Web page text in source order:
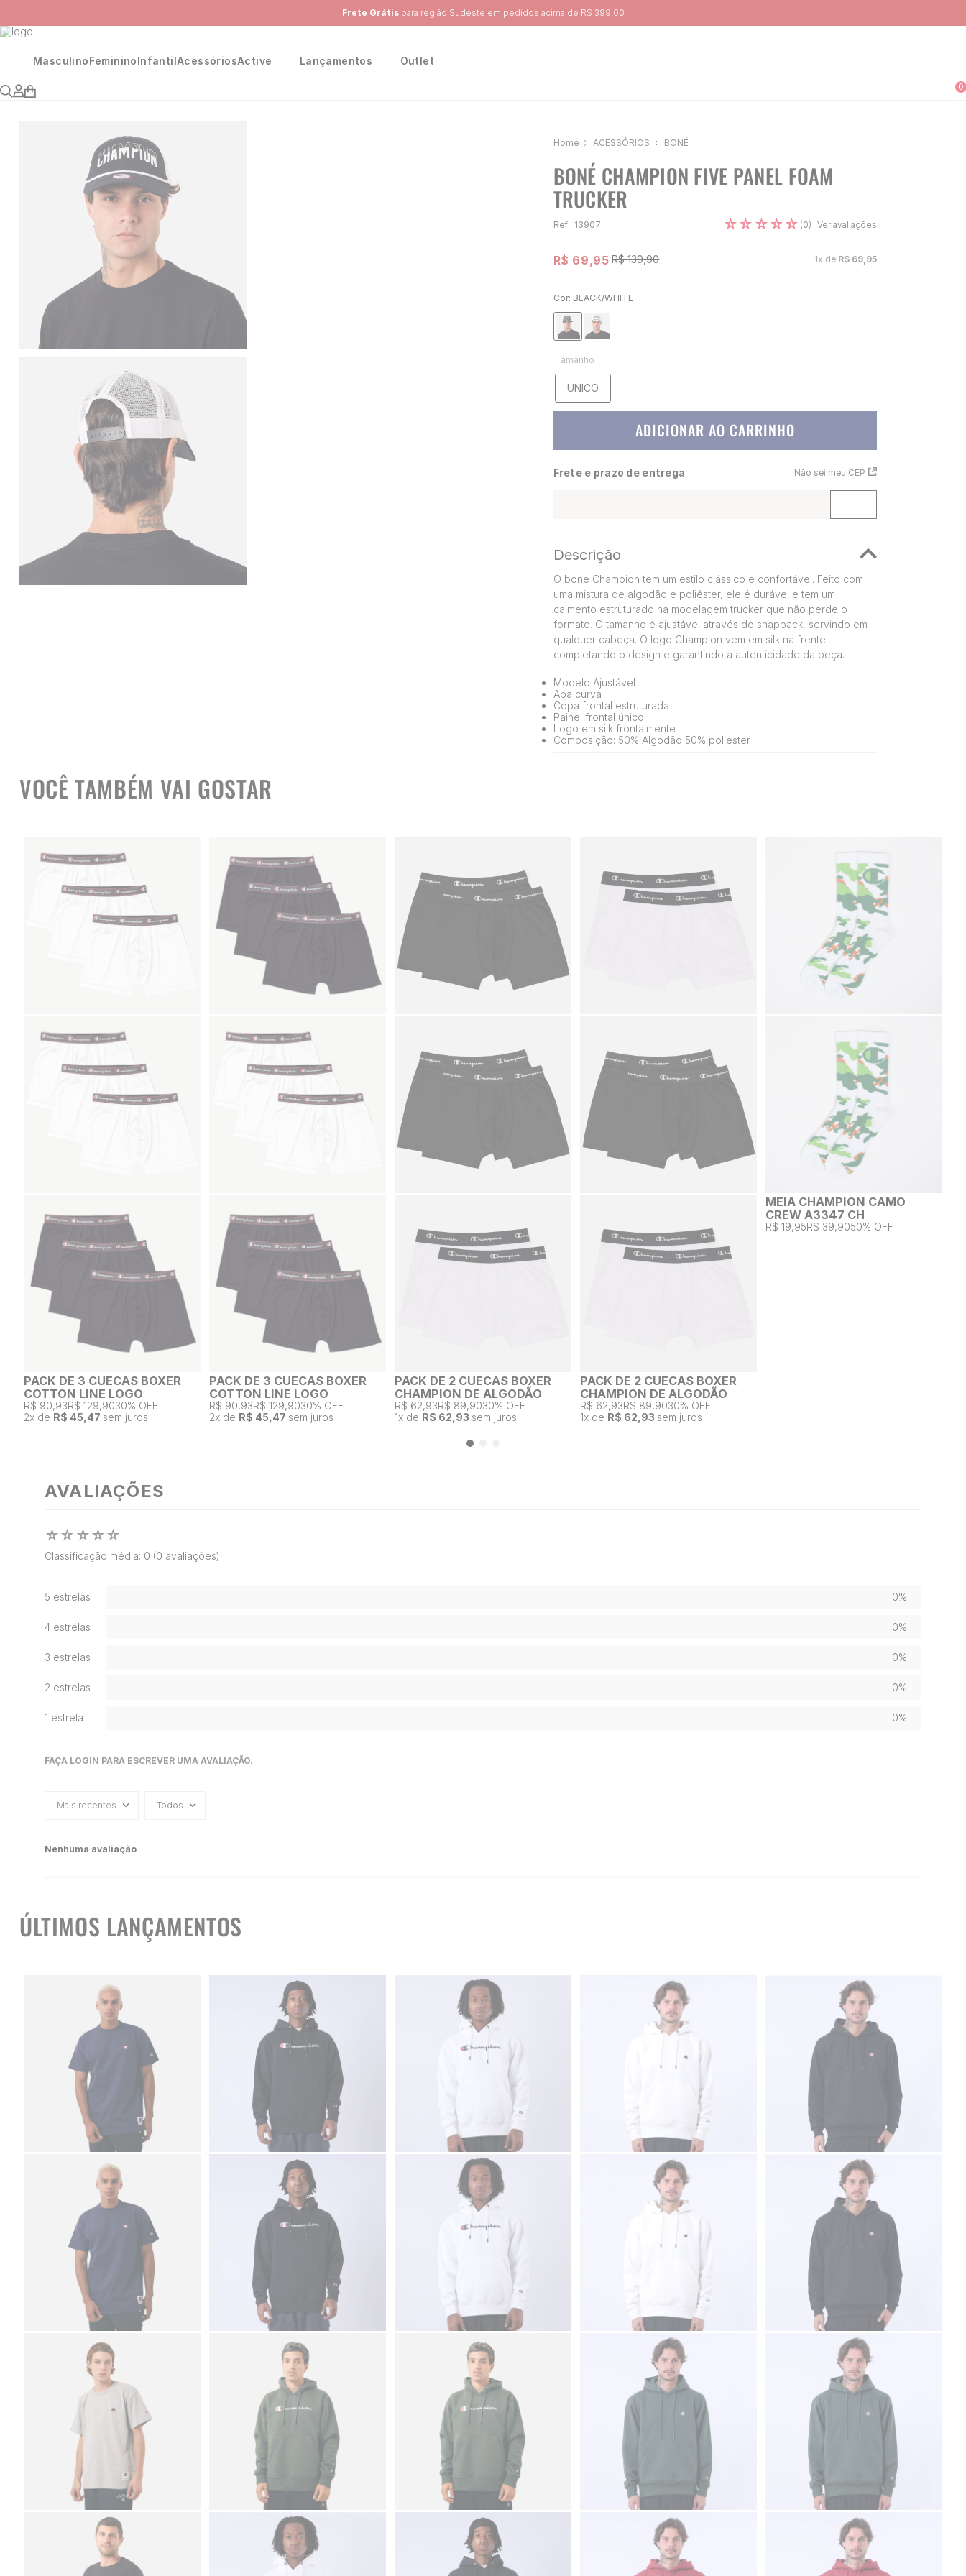
Ganhe 10% na primeira compra, utilizando o cupom: PRIMEIRA10
MasculinoFemininoInfantilAcessóriosActive Lançamentos Outlet
0
ACESSÓRIOS BONÉ
BONÉ CHAMPION FIVE PANEL FOAM
TRUCKER
Ref:: 13907 ☆☆ ☆☆☆ (0) Ver avaliações
R$ 69,95 R$ 139,90 1x de R$ 69, 95
Cor: BLACK/WHITE
Tamanho
UNICO
ADICIONAR AO CARRINHO
Frete e prazo de entrega Não sei meu CEP
Descrição
O boné Champion tem um estilo clássico e confortável. Feito com
uma mistura de algodão e poliéster, ele é durável e tem um
caimento estruturado na modelagem trucker que não perde o
formato. O tamanho é ajustável através do snapback, servindo em
qualquer cabeça. O logo Champion vem em silk na frente
completando o design e garantindo a autenticidade da peça.
Modelo Ajustável
Aba curva
Copa frontal estruturada
Painel frontal único
Logo em silk frontalmente
Composição: 50% Algodão 50% poliéster
VOCÊ TAMBÉM VAI GOSTAR
PACK DE 3 CUECAS BOXER
COTTON LINE LOGO
R$ 90,93R$ 129,9030% OFF
2x de R$ 45,47 sem juros
PACK DE 3 CUECAS BOXER
COTTON LINE LOGO
R$ 90,93R$ 129,9030% OFF
2x de R$ 45,47 sem juros
PACK DE 2 CUECAS BOXER
CHAMPION DE ALGODÃO
R$ 62,93R$ 89,9030% OFF
1x de R$ 62,93 sem juros
PACK DE 2 CUECAS BOXER
CHAMPION DE ALGODÃO
R$ 62,93R$ 89,9030% OFF
1x de R$ 62,93 sem juros
MEIA CHAMPION CAMO
CREW A3347 CH
R$ 19,95R$ 39,9050% OFF
AVALIAÇÕES
☆☆ ☆☆☆
Classificação média: 0 (0 avaliações)
5 estrelas 0%
4 estrelas 0%
3 estrelas 0%
2 estrelas 0%
1 estrela 0%
FAÇA LOGIN PARA ESCREVER UMA AVALIAÇÃO.
Mais recentes Todos
Nenhuma avaliação
ÚLTIMOS LANÇAMENTOS